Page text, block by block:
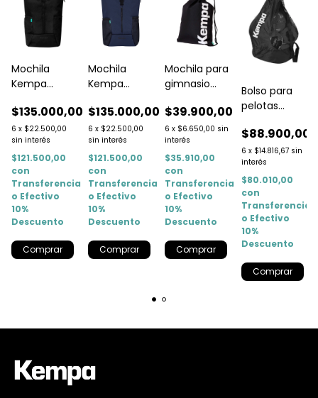
Mochila
Kempa
Rolltop 50 Lts
$135.000,00
6 x $22.500,00
sin interés
$121.500,00
con
Transferencia
o Efectivo
10%
Descuento
Mochila
Kempa
Rolltop Azul
50 Lts
$135.000,00
6 x $22.500,00
sin interés
$121.500,00
con
Transferencia
o Efectivo
10%
Descuento
Mochila para
gimnasio
(Gymbag)
$39.900,00
6 x $6.650,00 sin
interés
$35.910,00
con
Transferencia
o Efectivo
10%
Descuento
Bolso para
pelotas
$88.900,00
6 x $14.816,67 sin
interés
$80.010,00
con
Transferencia
o Efectivo
10%
Descuento